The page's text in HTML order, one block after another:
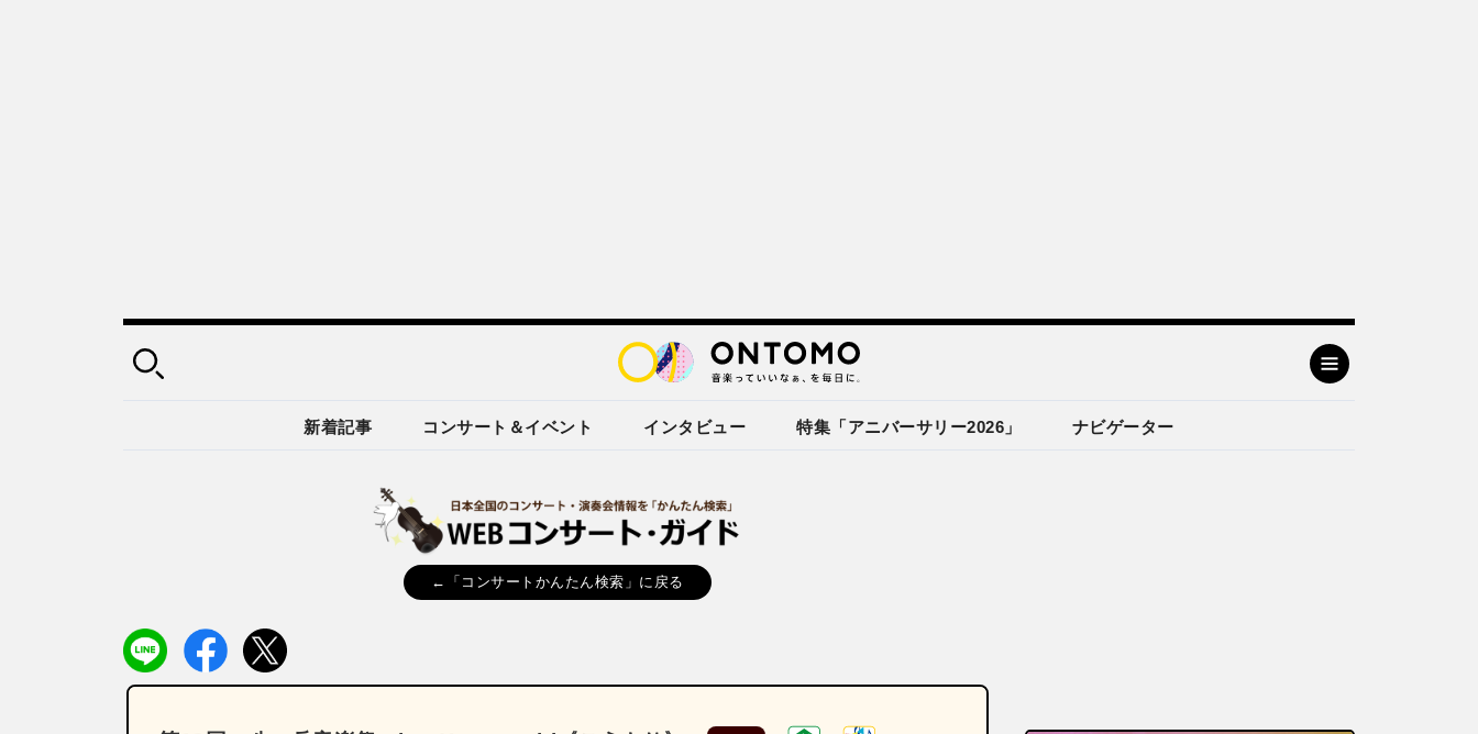
新着記事 コンサート＆イベント インタビュー 特集「アニバーサリー2026」 ナビゲーター
←「コンサートかんたん検索」に戻る